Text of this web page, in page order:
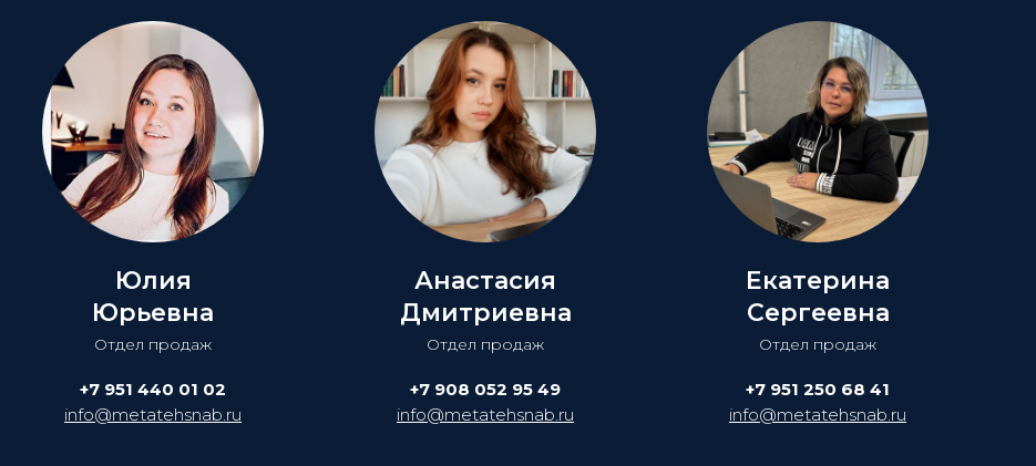
Юлия
Юрьевна
Отдел продаж
+7 951 440 01 02
info@metatehsnab.ru
Анастасия
Дмитриевна
Отдел продаж
+7 908 052 95 49
info@metatehsnab.ru
Екатерина
Сергеевна
Отдел продаж
+7 951 250 68 41
info@metatehsnab.ru